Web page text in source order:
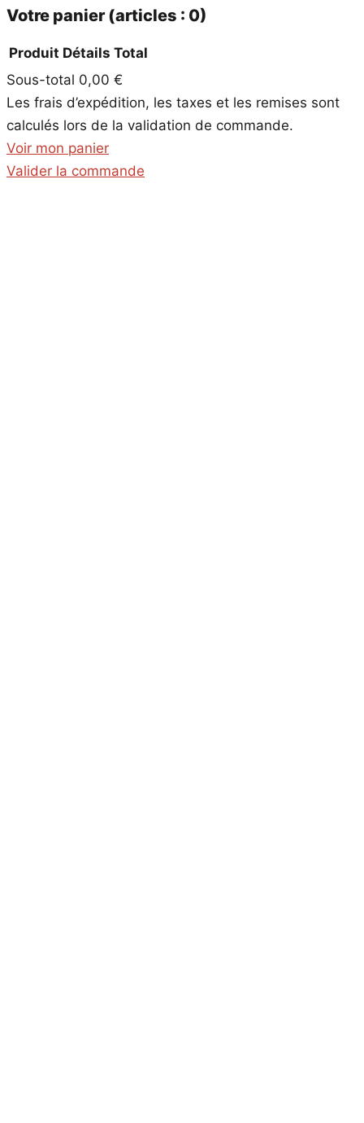
Votre panier (articles : 0)
Produits
dans
le
panier
Produit Détails Total
Sous-total 0,00 €
Les frais d’expédition, les taxes et les remises sont
calculés lors de la validation de commande.
Voir mon panier
Valider la commande